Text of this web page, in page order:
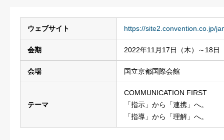
ウェブサイト https://site2.convention.co.jp/
会期 2022年11月17日（木）～18日
会場 国立京都国際会館
テーマ
COMMUNICATION FIRST
「指示」から「連携」へ。
「指導」から「理解」へ。